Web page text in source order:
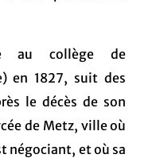
au collège de
en 1827, suit des
le décès de son
de Metz, ville où
négociant, et où sa